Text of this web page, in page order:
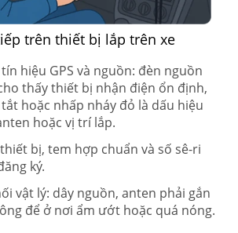
trên thiết bị lắp trên xe
hiệu GPS và nguồn: đèn nguồn
thấy thiết bị nhận điện ổn định,
hoặc nhấp nháy đỏ là dấu hiệu
hoặc vị trí lắp.
bị, tem hợp chuẩn và số sê-ri
ký.
vật lý: dây nguồn, anten phải gắn
để ở nơi ẩm ướt hoặc quá nóng.